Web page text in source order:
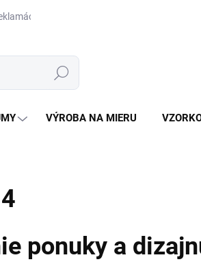
Hľadať
VÝROBA NA MIERU
ponuky a